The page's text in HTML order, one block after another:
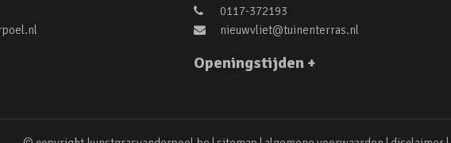
0117-372193
nieuwvliet@tuinenterras.nl
Openingstijden +